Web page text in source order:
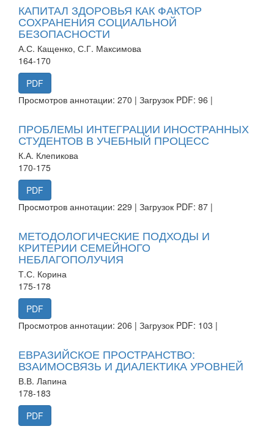
КАПИТАЛ ЗДОРОВЬЯ КАК ФАКТОР
СОХРАНЕНИЯ СОЦИАЛЬНОЙ
БЕЗОПАСНОСТИ
А.С. Кащенко, С.Г. Максимова
164-170
PDF
Просмотров аннотации: 270 | Загрузок PDF: 96 |
ПРОБЛЕМЫ ИНТЕГРАЦИИ ИНОСТРАННЫХ
СТУДЕНТОВ В УЧЕБНЫЙ ПРОЦЕСС
К.А. Клепикова
170-175
PDF
Просмотров аннотации: 229 | Загрузок PDF: 87 |
МЕТОДОЛОГИЧЕСКИЕ ПОДХОДЫ И
КРИТЕРИИ СЕМЕЙНОГО
НЕБЛАГОПОЛУЧИЯ
Т.С. Корина
175-178
PDF
Просмотров аннотации: 206 | Загрузок PDF: 103 |
ЕВРАЗИЙСКОЕ ПРОСТРАНСТВО:
ВЗАИМОСВЯЗЬ И ДИАЛЕКТИКА УРОВНЕЙ
В.В. Лапина
178-183
PDF